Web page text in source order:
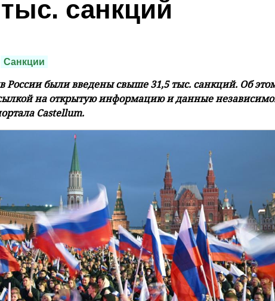
санкций
Санкции
России были введены свыше 31,5 тыс. санкций. Об
на открытую информацию и данные
Castellum.